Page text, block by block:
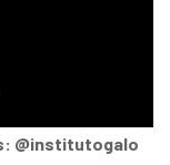
@institutogalo